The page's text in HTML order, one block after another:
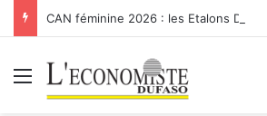
Menu